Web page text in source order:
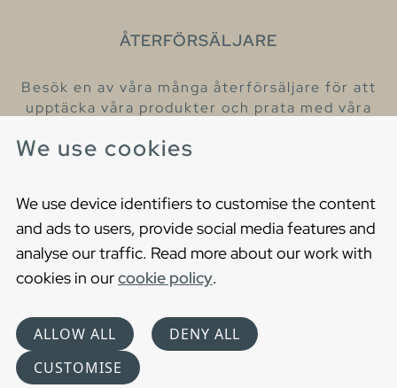
We use cookies
We use device identifiers to customise the content
and ads to users, provide social media features and
analyse our traffic. Read more about our work with
cookies in ourcookie policy.
ALLOW ALL
DENY ALL
CUSTOMISE
ÅTERFÖRSÄLJARE
Besök en av våra många återförsäljare för att
upptäcka våra produkter och prata med våra
Cookies
Privacy statement
Choose language